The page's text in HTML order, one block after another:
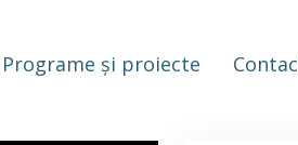
Programe și proiecte